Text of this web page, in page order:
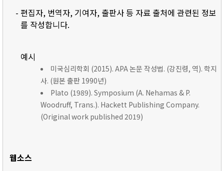
- 편집자, 번역자, 기여자, 출판사 등 자료 출처에 관련된 정보
를 작성합니다.
예시
미국심리학회 (2015). APA 논문 작성법. (강진령, 역). 학지
사. (원본 출판 1990년)
Plato (1989). Symposium (A. Nehamas & P.
Woodruff, Trans.). Hackett Publishing Company.
(Original work published 2019)
웹소스